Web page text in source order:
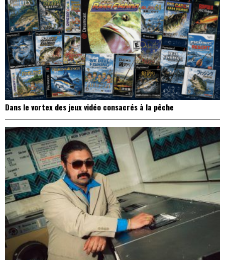
Dans le vortex des jeux vidéo consacrés à la pêche